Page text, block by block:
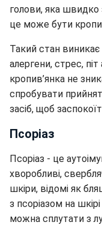
голови, яка швидко
це може бути
Такий стан виникає
алергени, стрес,
кропив’янка не
спробувати
засіб, щоб
Псоріаз
Псоріаз - це
хворобливі,
шкіри, відомі як
з псоріазом на
можна сплутати з